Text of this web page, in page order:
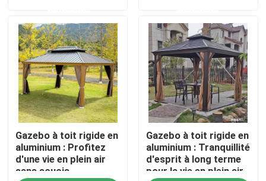
Au sujet de nous
Visite d'usine
Contrôle de qualité
Contactez-nous
Nouvelles
Gazebo à toit rigide en
aluminium : Profitez
d'une vie en plein air
sans soucis
Gazebo à toit rigide en
aluminium : Tranquillité
d'esprit à long terme
pour la vie en plein air